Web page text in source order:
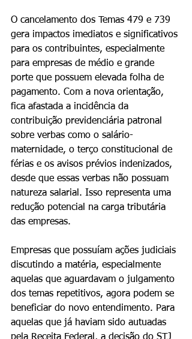
O cancelamento dos Temas 479 e 739
gera impactos imediatos e significativos
para os contribuintes, especialmente
para empresas de médio e grande
porte que possuem elevada folha de
pagamento. Com a nova orientação,
fica afastada a incidência da
contribuição previdenciária patronal
sobre verbas como o salário-
maternidade, o terço constitucional de
férias e os avisos prévios indenizados,
desde que essas verbas não possuam
natureza salarial. Isso representa uma
redução potencial na carga tributária
das empresas.
Empresas que possuíam ações judiciais
discutindo a matéria, especialmente
aquelas que aguardavam o julgamento
dos temas repetitivos, agora podem se
beneficiar do novo entendimento. Para
aquelas que já haviam sido autuadas